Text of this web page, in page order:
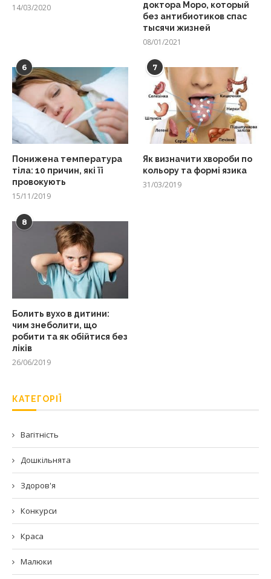
14/03/2020
доктора Моро, который
без антибиотиков спас
тысячи жизней
08/01/2021
6
Понижена температура
тіла: 10 причин, які її
провокують
15/11/2019
7
Як визначити хвороби по
кольору та формі язика
31/03/2019
8
Болить вухо в дитини:
чим знеболити, що
робити та як обійтися без
ліків
26/06/2019
КАТЕГОРІЇ
Вагітність
Дошкільнята
Здоров'я
Конкурси
Краса
Малюки